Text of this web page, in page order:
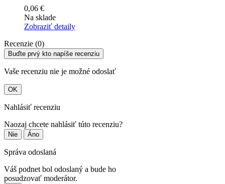
0,06 €
Na sklade
Zobraziť detaily
Recenzie (0)
Buďte prvý kto napíše recenziu
Vaše recenziu nie je možné odoslať
OK
Nahlásiť recenziu
Naozaj chcete nahlásiť túto recenziu?
Nie Áno
Správa odoslaná
Váš podnet bol odoslaný a bude ho
posudzovať moderátor.